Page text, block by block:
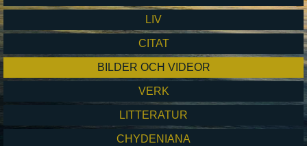
LIV
CITAT
BILDER OCH VIDEOR
VERK
LITTERATUR
CHYDENIANA